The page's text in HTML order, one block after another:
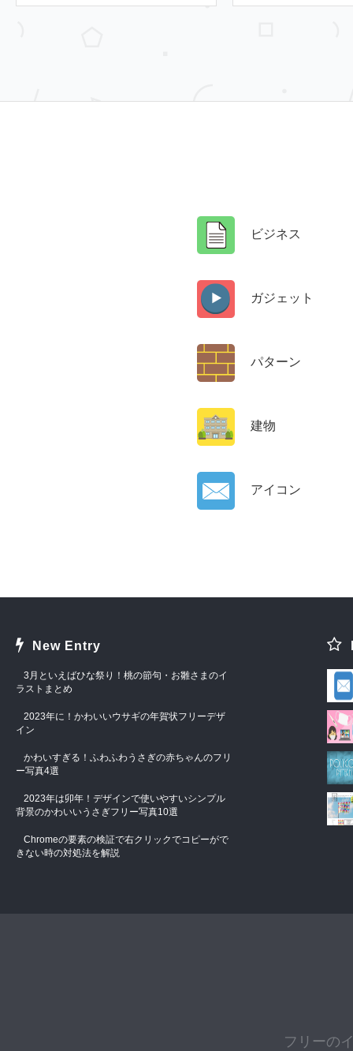
ビジネス
ガジェット
パターン
建物
アイコン
New Entry
3月といえばひな祭り！桃の節句・お雛さまのイ
ラストまとめ
2023年に！かわいいウサギの年賀状フリーデザ
イン
かわいすぎる！ふわふわうさぎの赤ちゃんのフリ
ー写真4選
2023年は卯年！デザインで使いやすいシンプル
背景のかわいいうさぎフリー写真10選
Chromeの要素の検証で右クリックでコピーがで
きない時の対処法を解説
フリーの